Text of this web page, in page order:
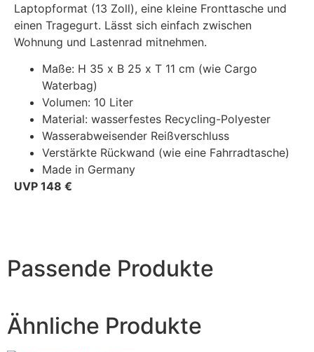
Laptopformat (13 Zoll), eine kleine Fronttasche und
einen Tragegurt. Lässt sich einfach zwischen
Wohnung und Lastenrad mitnehmen.
Maße: H 35 x B 25 x T 11 cm (wie Cargo
Waterbag)
Volumen: 10 Liter
Material: wasserfestes Recycling-Polyester
Wasserabweisender Reißverschluss
Verstärkte Rückwand (wie eine Fahrradtasche)
Made in Germany
UVP 148 €
Passende Produkte
Ähnliche Produkte